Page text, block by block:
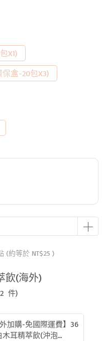
X1)
盒-20包X3)
(約等於 NT$25 )
飲(海外)
2 件)
外加購-免國際運費】36
耳精萃飲(沖泡